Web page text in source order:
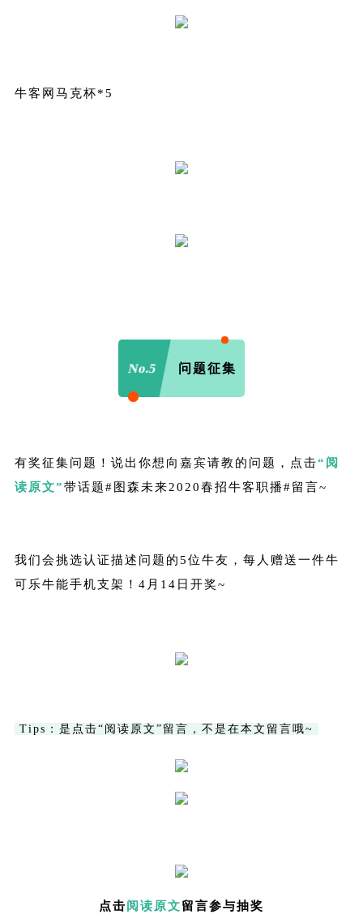
牛客网马克杯*5
No.5 问题征集
有奖征集问题！说出你想向嘉宾请教的问题，点击“阅
读原文”带话题#图森未来2020春招牛客职播#留言~
我们会挑选认证描述问题的5位牛友，每人赠送一件牛
可乐牛能手机支架！4月14日开奖~
Tips：是点击“阅读原文”留言，不是在本文留言哦~
点击阅读原文留言参与抽奖